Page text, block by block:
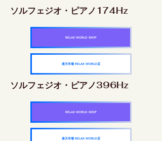
ソルフェジオ・ピアノ174Hz
RELAX WORLD SHOP
楽天市場 RELAX WORLD店
ソルフェジオ・ピアノ396Hz
RELAX WORLD SHOP
楽天市場 RELAX WORLD店